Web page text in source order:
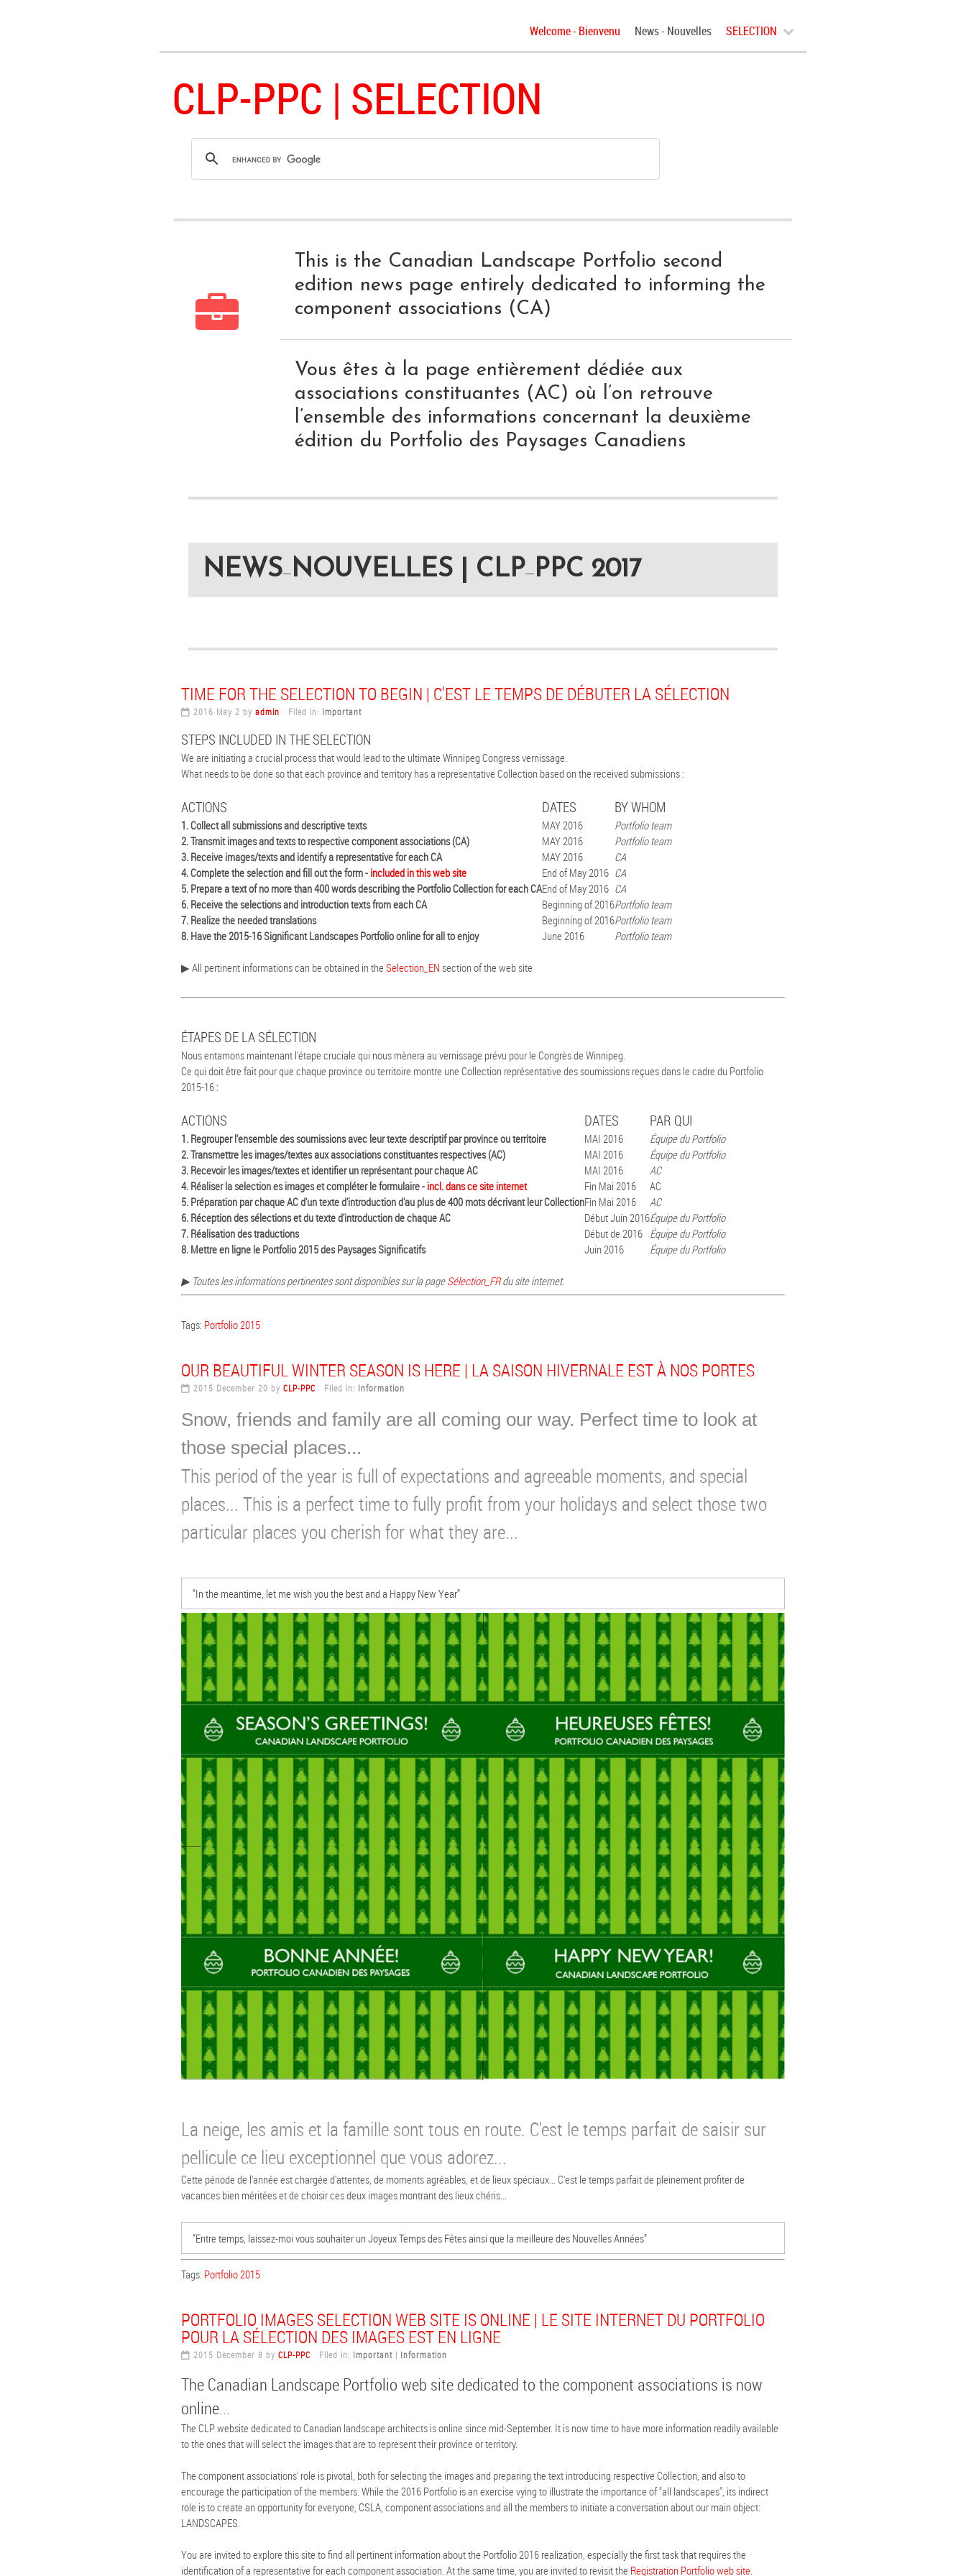
Welcome - Bienvenu News - Nouvelles SELECTION
CLP-PPC | SELECTION
This is the Canadian Landscape Portfolio second
edition news page entirely dedicated to informing the
component associations (CA)
Vous êtes à la page entièrement dédiée aux
associations constituantes (AC) où l’on retrouve
l’ensemble des informations concernant la deuxième
édition du Portfolio des Paysages Canadiens
NEWS— NOUVELLES | CLP— PPC 2017
TIME FOR THE SELECTION TO BEGIN | C'EST LE TEMPS DE DÉBUTER LA SÉLECTION
2016 May 2 by admin Filed in: Important
STEPS INCLUDED IN THE SELECTION
We are initiating a crucial process that would lead to the ultimate Winnipeg Congress vernissage.
What needs to be done so that each province and territory has a representative Collection based on the received submissions :
ACTIONS DATES BY WHOM
1. Collect all submissions and descriptive texts MAY 2016
Portfolio team
2. Transmit images and texts to respective component associations (CA)
MAY 2016
Portfolio team
3. Receive images/texts and identify a representative for each CA
MAY 2016
CA
4. Complete the selection and fill out the form - included in this web site End of May 2016 CA
5. Prepare a text of no more than 400 words describing the Portfolio Collection for each CAEnd of May 2016 CA
6. Receive the selections and introduction texts from each CA
Beginning of 2016Portfolio team
7. Realize the needed translations
Beginning of 2016Portfolio team
8. Have the 2015-16 Significant Landscapes Portfolio online for all to enjoy
June 2016 Portfolio team
▶︎ All pertinent informations can be obtained in the Selection_EN section of the web site
ÉTAPES DE LA SÉLECTION
Nous entamons maintenant l'étape cruciale qui nous mènera au vernissage prévu pour le Congrès de Winnipeg.
Ce qui doit être fait pour que chaque province ou territoire montre une Collection représentative des soumissions reçues dans le cadre du Portfolio
2015-16 :
ACTIONS DATES PAR QUI
1. Regrouper l'ensemble des soumissions avec leur texte descriptif par province ou territoire MAI 2016
Équipe du Portfolio
2. Transmettre les images/textes aux associations constituantes respectives (AC)
MAI 2016
Équipe du Portfolio
3. Recevoir les images/textes et identifier un représentant pour chaque AC
MAI 2016
AC
4. Réaliser la selection es images et compléter le formulaire - incl. dans ce site internet Fin Mai 2016
AC
5. Préparation par chaque AC d'un texte d'introduction d'au plus de 400 mots décrivant leur CollectionFin Mai 2016
AC
6. Réception des sélections et du texte d'introduction de chaque AC
Début Juin 2016Équipe du Portfolio
7. Réalisation des traductions
Début de 2016 Équipe du Portfolio
8. Mettre en ligne le Portfolio 2015 des Paysages Significatifs
Juin 2016 Équipe du Portfolio
▶︎ Toutes les informations pertinentes sont disponibles sur la pageSélection_FRdu site internet.
Tags: Portfolio 2015
OUR BEAUTIFUL WINTER SEASON IS HERE | LA SAISON HIVERNALE EST À NOS PORTES
2015 December 20 by CLP-PPC Filed in: Information
Snow, friends and family are all coming our way. Perfect time to look at
those special places...
This period of the year is full of expectations and agreeable moments, and special
places... This is a perfect time to fully profit from your holidays and select those two
particular places you cherish for what they are...
"In the meantime, let me wish you the best and a Happy New Year"
La neige, les amis et la famille sont tous en route. C'est le temps parfait de saisir sur
pellicule ce lieu exceptionnel que vous adorez...
Cette période de l'année est chargée d'attentes, de moments agréables, et de lieux spéciaux... C'est le temps parfait de pleinement profiter de
vacances bien méritées et de choisir ces deux images montrant des lieux chéris...
"Entre temps, laissez-moi vous souhaiter un Joyeux Temps des Fêtes ainsi que la meilleure des Nouvelles Années"
Tags: Portfolio 2015
PORTFOLIO IMAGES SELECTION WEB SITE IS ONLINE | LE SITE INTERNET DU PORTFOLIO
POUR LA SÉLECTION DES IMAGES EST EN LIGNE
2015 December 8 by CLP-PPC Filed in: Important | Information
The Canadian Landscape Portfolio web site dedicated to the component associations is now
online...
The CLP website dedicated to Canadian landscape architects is online since mid-September. It is now time to have more information readily available
to the ones that will select the images that are to represent their province or territory.
The component associations' role is pivotal, both for selecting the images and preparing the text introducing respective Collection, and also to
encourage the participation of the members. While the 2016 Portfolio is an exercise vying to illustrate the importance of "all landscapes", its indirect
role is to create an opportunity for everyone, CSLA, component associations and all the members to initiate a conversation about our main object:
LANDSCAPES.
You are invited to explore this site to find all pertinent information about the Portfolio 2016 realization, especially the first task that requires the
identification of a representative for each component association. At the same time, you are invited to revisit the Registration Portfolio web site